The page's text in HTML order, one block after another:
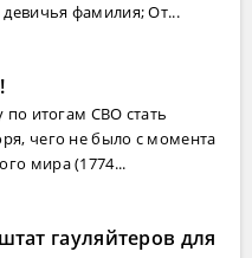
фамилия; От...
по итогам СВО стать
чего не было с момента
мира (1774...
гауляйтеров для